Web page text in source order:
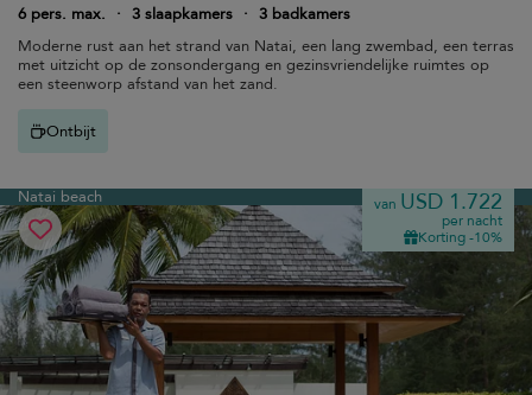
6 pers. max.
· 3 slaapkamers · 3 badkamers
Moderne rust aan het strand van Natai, een lang zwembad, een terras
met uitzicht op de zonsondergang en gezinsvriendelijke ruimtes op
een steenworp afstand van het zand.
Ontbijt
Natai beach van USD 1.722
per nacht
Korting -10%